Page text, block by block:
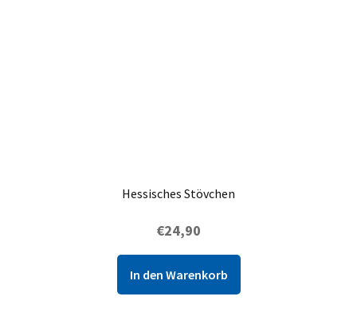
Hessisches Stövchen
€24,90
In den Warenkorb